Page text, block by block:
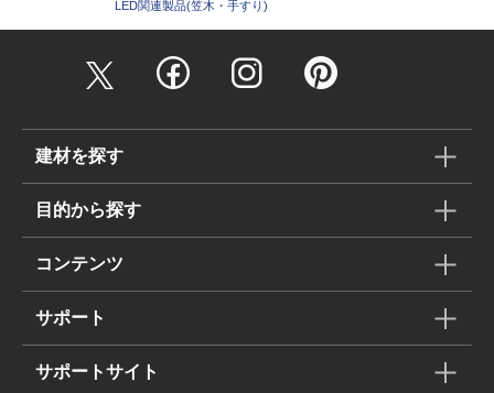
LED関連製品(笠木・手すり)
建材を探す
目的から探す
コンテンツ
サポート
サポートサイト